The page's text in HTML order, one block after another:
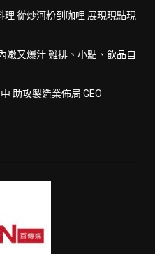
從炒河粉到咖哩 展現現點現
嫩又爆汁 雞排、小點、飲品自
助攻製造業佈局 GEO